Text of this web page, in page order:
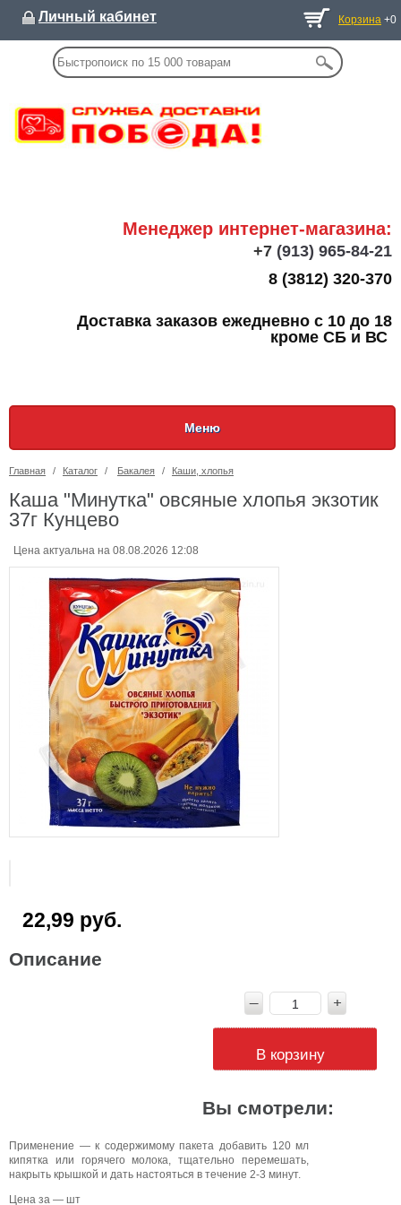
Личный кабинет Корзина +0
Менеджер интернет-магазина:
+7 (913) 965-84-21
8 (3812) 320-370
Доставка заказов ежедневно с 10 до 18
кроме СБ и ВС
Меню
Главная / Каталог / Бакалея / Каши, хлопья
Каша "Минутка" овсяные хлопья экзотик
37г Кунцево
Цена актуальна на 08.08.2026 12:08
22,99 руб.
Описание
В корзину
Вы смотрели:
Применение — к содержимому пакета добавить 120 мл
кипятка или горячего молока, тщательно перемешать,
накрыть крышкой и дать настояться в течение 2-3 минут.
Цена за — шт